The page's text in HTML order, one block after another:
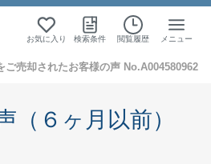
お気に入り 検索条件 閲覧履歴 メニュー
売却されたお客様の声 No.A004580962
（６ヶ月以前）